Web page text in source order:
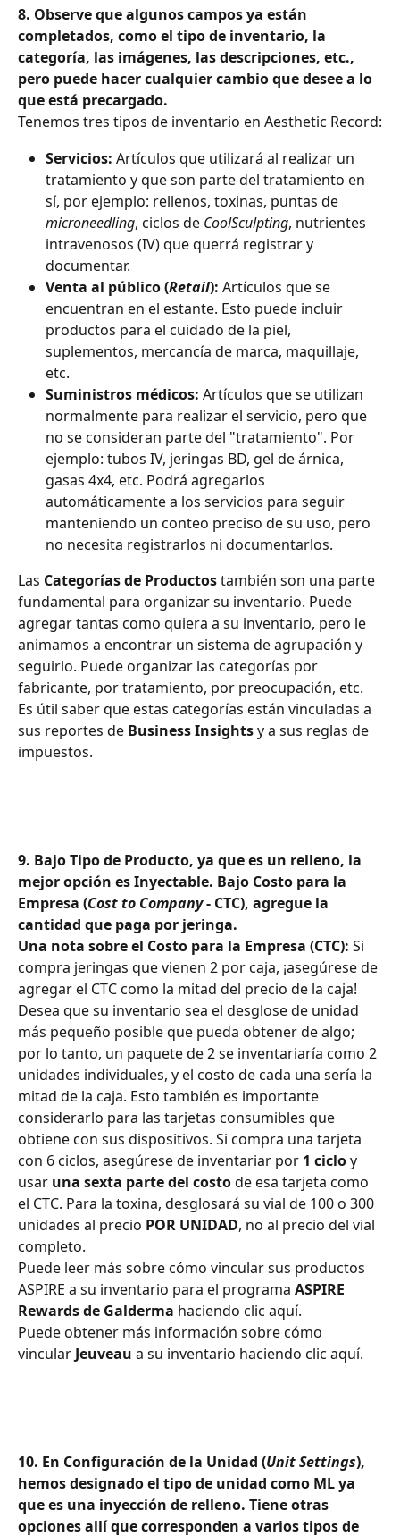
8. Observe que algunos campos ya están
completados, como el tipo de inventario, la
categoría, las imágenes, las descripciones, etc.,
pero puede hacer cualquier cambio que desee a lo
que está precargado.
Tenemos tres tipos de inventario en Aesthetic Record:
Servicios: Artículos que utilizará al realizar un
tratamiento y que son parte del tratamiento en
sí, por ejemplo: rellenos, toxinas, puntas de
microneedling, ciclos de CoolSculpting, nutrientes
intravenosos (IV) que querrá registrar y
documentar.
Venta al público (Retail): Artículos que se
encuentran en el estante. Esto puede incluir
productos para el cuidado de la piel,
suplementos, mercancía de marca, maquillaje,
etc.
Suministros médicos: Artículos que se utilizan
normalmente para realizar el servicio, pero que
no se consideran parte del "tratamiento". Por
ejemplo: tubos IV, jeringas BD, gel de árnica,
gasas 4x4, etc. Podrá agregarlos
automáticamente a los servicios para seguir
manteniendo un conteo preciso de su uso, pero
no necesita registrarlos ni documentarlos.
Las Categorías de Productos también son una parte
fundamental para organizar su inventario. Puede
agregar tantas como quiera a su inventario, pero le
animamos a encontrar un sistema de agrupación y
seguirlo. Puede organizar las categorías por
fabricante, por tratamiento, por preocupación, etc.
Es útil saber que estas categorías están vinculadas a
sus reportes de Business Insights y a sus reglas de
impuestos.
9. Bajo Tipo de Producto, ya que es un relleno, la
mejor opción es Inyectable. Bajo Costo para la
Empresa (Cost to Company - CTC), agregue la
cantidad que paga por jeringa.
Una nota sobre el Costo para la Empresa (CTC): Si
compra jeringas que vienen 2 por caja, ¡asegúrese de
agregar el CTC como la mitad del precio de la caja!
Desea que su inventario sea el desglose de unidad
más pequeño posible que pueda obtener de algo;
por lo tanto, un paquete de 2 se inventariaría como 2
unidades individuales, y el costo de cada una sería la
mitad de la caja. Esto también es importante
considerarlo para las tarjetas consumibles que
obtiene con sus dispositivos. Si compra una tarjeta
con 6 ciclos, asegúrese de inventariar por 1 ciclo y
usar una sexta parte del costo de esa tarjeta como
el CTC. Para la toxina, desglosará su vial de 100 o 300
unidades al precio POR UNIDAD, no al precio del vial
completo.
Puede leer más sobre cómo vincular sus productos
ASPIRE a su inventario para el programa ASPIRE
Rewards de Galderma haciendo clic aquí.
Puede obtener más información sobre cómo
vincular Jeuveau a su inventario haciendo clic aquí.
10. En Configuración de la Unidad (Unit Settings),
hemos designado el tipo de unidad como ML ya
que es una inyección de relleno. Tiene otras
opciones allí que corresponden a varios tipos de